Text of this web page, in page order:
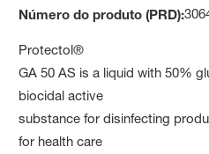
Número do produto (PRD):
Protectol®
GA 50 AS is a liquid with 50%
biocidal active
substance for disinfecting
for health care